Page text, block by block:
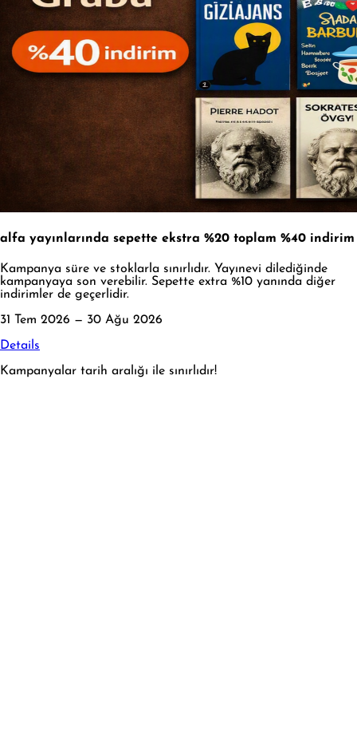
alfa yayınlarında sepette ekstra %20 toplam %40 indirim
Kampanya süre ve stoklarla sınırlıdır. Yayınevi dilediğinde
kampanyaya son verebilir. Sepette extra %10 yanında diğer
indirimler de geçerlidir.
31 Tem 2026 — 30 Ağu 2026
Details
Kampanyalar tarih aralığı ile sınırlıdır!